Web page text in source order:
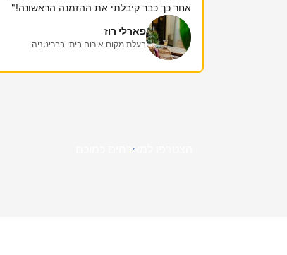
אחר כך כבר קיבלתי את ההזמנה הראשונה!"
פארלי רוז
בעלת מקום אירוח ביתי בבריטניה
הצטרפו למארחים כמוכם